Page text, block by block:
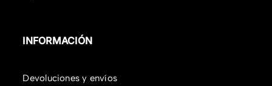
INFORMACIÓN
Devoluciones y envíos